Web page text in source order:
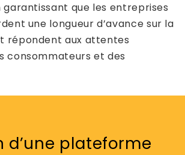
que les entreprises
une longueur d’avance sur la
répondent aux attentes
consommateurs et des
d’une plateforme